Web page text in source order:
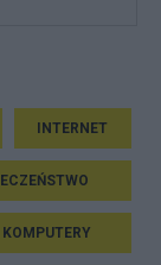
INTERNET
KOMPUTERY